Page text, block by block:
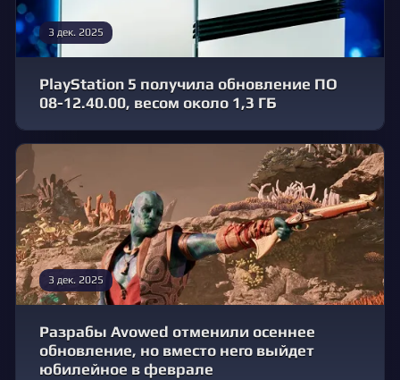
3 дек. 2025
PlayStation 5 получила обновление ПО
08-12.40.00, весом около 1,3 ГБ
3 дек. 2025
Разрабы Avowed отменили осеннее
обновление, но вместо него выйдет
юбилейное в феврале